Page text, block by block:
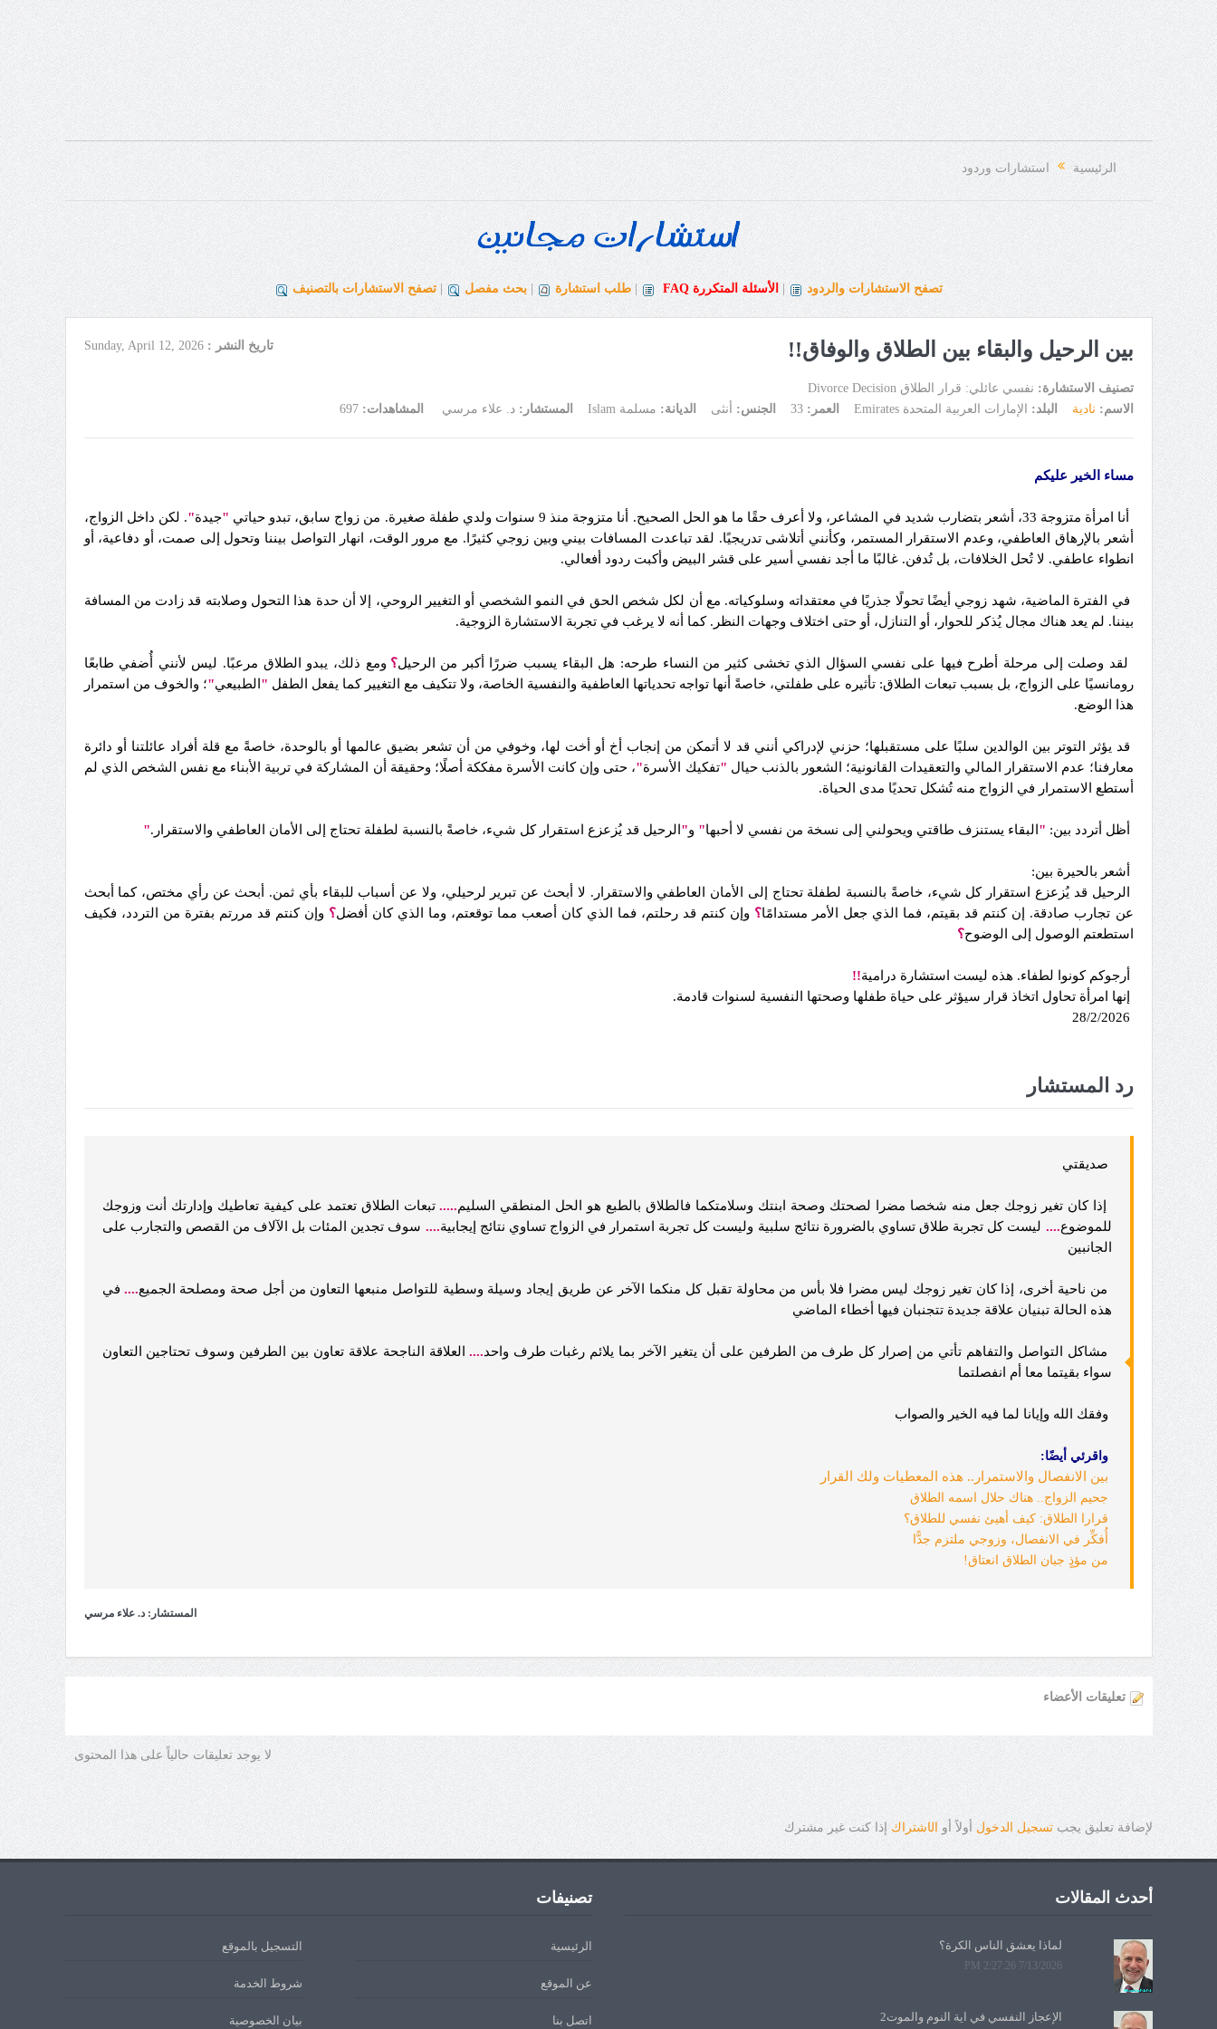
الرئيسية استشارات وردود
تصفح الاستشارات والردود الأسئلة المتكررة FAQ طلب استشارة | بحث مفصل | تصفح الاستشارات بالتصنيف
بين الرحيل والبقاء بين الطلاق والوفاق!! تاريخ النشر :Sunday, April 12, 2026
تصنيف الاستشارة: نفسي عائلي: قرار الطلاق Divorce Decision
الاسم: نادية البلد: الإمارات العربية المتحدة Emirates العمر:33 الجنس: أنثى الديانة: مسلمة Islam المستشار:د. علاء مرسي المشاهدات:697
مساء الخير عليكم
أنا امرأة متزوجة 33، أشعر بتضارب شديد في المشاعر، ولا أعرف حقًا ما هو الحل الصحيح. أنا متزوجة منذ 9 سنوات ولدي طفلة صغيرة. من زواج سابق، تبدو حياتي "جيدة". لكن داخل الزواج،
أشعر بالإرهاق العاطفي، وعدم الاستقرار المستمر، وكأنني أتلاشى تدريجيًا. لقد تباعدت المسافات بيني وبين زوجي كثيرًا. مع مرور الوقت، انهار التواصل بيننا وتحول إلى صمت، أو دفاعية، أو
انطواء عاطفي. لا تُحل الخلافات، بل تُدفن. غالبًا ما أجد نفسي أسير على قشر البيض وأكبت ردود أفعالي.
في الفترة الماضية، شهد زوجي أيضًا تحولًا جذريًا في معتقداته وسلوكياته. مع أن لكل شخص الحق في النمو الشخصي أو التغيير الروحي، إلا أن حدة هذا التحول وصلابته قد زادت من المسافة
بيننا. لم يعد هناك مجال يُذكر للحوار، أو التنازل، أو حتى اختلاف وجهات النظر. كما أنه لا يرغب في تجربة الاستشارة الزوجية.
لقد وصلت إلى مرحلة أطرح فيها على نفسي السؤال الذي تخشى كثير من النساء طرحه: هل البقاء يسبب ضررًا أكبر من الرحيل؟ ومع ذلك، يبدو الطلاق مرعبًا. ليس لأنني أُضفي طابعًا
رومانسيًا على الزواج، بل بسبب تبعات الطلاق: تأثيره على طفلتي، خاصةً أنها تواجه تحدياتها العاطفية والنفسية الخاصة، ولا تتكيف مع التغيير كما يفعل الطفل " الطبيعي"؛ والخوف من استمرار
هذا الوضع.
قد يؤثر التوتر بين الوالدين سلبًا على مستقبلها؛ حزني لإدراكي أنني قد لا أتمكن من إنجاب أخ أو أخت لها، وخوفي من أن تشعر بضيق عالمها أو بالوحدة، خاصةً مع قلة أفراد عائلتنا أو دائرة
معارفنا؛ عدم الاستقرار المالي والتعقيدات القانونية؛ الشعور بالذنب حيال "تفكيك الأسرة"، حتى وإن كانت الأسرة مفككة أصلًا؛ وحقيقة أن المشاركة في تربية الأبناء مع نفس الشخص الذي لم
أستطع الاستمرار في الزواج منه تُشكل تحديًا مدى الحياة.
أظل أتردد بين: " البقاء يستنزف طاقتي ويحولني إلى نسخة من نفسي لا أحبها" و" الرحيل قد يُزعزع استقرار كل شيء، خاصةً بالنسبة لطفلة تحتاج إلى الأمان العاطفي والاستقرار."
أشعر بالحيرة بين:
الرحيل قد يُزعزع استقرار كل شيء، خاصةً بالنسبة لطفلة تحتاج إلى الأمان العاطفي والاستقرار. لا أبحث عن تبرير لرحيلي، ولا عن أسباب للبقاء بأي ثمن. أبحث عن رأي مختص، كما أبحث
عن تجارب صادقة. إن كنتم قد بقيتم، فما الذي جعل الأمر مستدامًا؟ وإن كنتم قد رحلتم، فما الذي كان أصعب مما توقعتم، وما الذي كان أفضل؟ وإن كنتم قد مررتم بفترة من التردد، فكيف
استطعتم الوصول إلى الوضوح؟
أرجوكم كونوا لطفاء. هذه ليست استشارة درامية!!
إنها امرأة تحاول اتخاذ قرار سيؤثر على حياة طفلها وصحتها النفسية لسنوات قادمة.
رد المستشار
صديقتي
إذا كان تغير زوجك جعل منه شخصا مضرا لصحتك وصحة ابنتك وسلامتكما فالطلاق بالطبع هو الحل المنطقي السليم..... تبعات الطلاق تعتمد على كيفية تعاطيك وإدارتك أنت وزوجك
للموضوع.... ليست كل تجربة طلاق تساوي بالضرورة نتائج سلبية وليست كل تجربة استمرار في الزواج تساوي نتائج إيجابية.... سوف تجدين المئات بل الآلاف من القصص والتجارب على
الجانبين
من ناحية أخرى، إذا كان تغير زوجك ليس مضرا فلا بأس من محاولة تقبل كل منكما الآخر عن طريق إيجاد وسيلة وسطية للتواصل منبعها التعاون من أجل صحة ومصلحة الجميع.... في
هذه الحالة تبنيان علاقة جديدة تتجنبان فيها أخطاء الماضي
مشاكل التواصل والتفاهم تأتي من إصرار كل طرف من الطرفين على أن يتغير الآخر بما يلائم رغبات طرف واحد.... العلاقة الناجحة علاقة تعاون بين الطرفين وسوف تحتاجين التعاون
سواء بقيتما معا أم انفصلتما
وفقك الله وإيانا لما فيه الخير والصواب
واقرئي أيضًا:
بين الانفصال والاستمرار.. هذه المعطيات ولك القرار
جحيم الزواج.. هناك حلال اسمه الطلاق
قرارا الطلاق: كيف أهيئ نفسي للطلاق؟
أُفكِّر في الانفصال، وزوجي ملتزم جدًّا
من مؤذٍ جبان الطلاق انعتاق!
المستشار: د. علاء مرسي
تعليقات الأعضاء
لا يوجد تعليقات حالياً على هذا المحتوى
لإضافة تعليق يجبتسجيل الدخول أولاً أو الاشتراك إذا كنت غير مشترك
أحدث المقالات
لماذا يعشق الناس الكرة؟
7/13/2026 2:27:26 PM
الإعجاز النفسي في آية النوم والموت2
تصنيفات
الرئيسية التسجيل بالموقع
عن الموقع شروط الخدمة
اتصل بنا بيان الخصوصية